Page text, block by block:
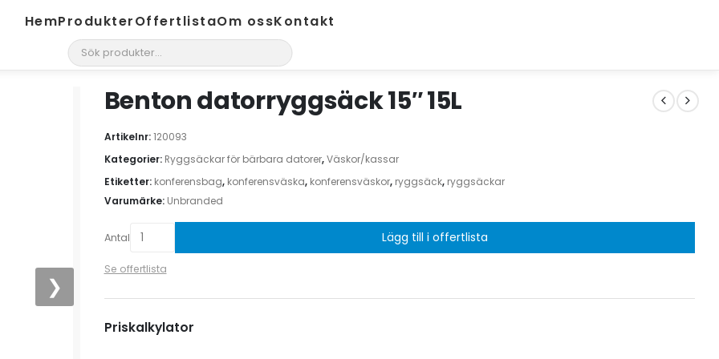
HemProdukterOffertlistaOm ossKontakt
❯
Benton datorryggsäck 15″ 15L
Artikelnr:120093
Kategorier: Ryggsäckar för bärbara datorer,Väskor/kassar
Etiketter: konferensbag, konferensväska, konferensväskor, ryggsäck, ryggsäckar
Varumärke: Unbranded
Antal Lägg till i offertlista
Se offertlista
Priskalkylator